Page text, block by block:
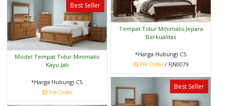
Tempat Tidur Minimalis Jepara
Berkualitas
*Harga Hubungi CS
Pre Order/ FJN0079
Best Seller
Model Tempat Tidur Minimalis
Kayu Jati
*Harga Hubungi CS
Pre Order
Best Seller